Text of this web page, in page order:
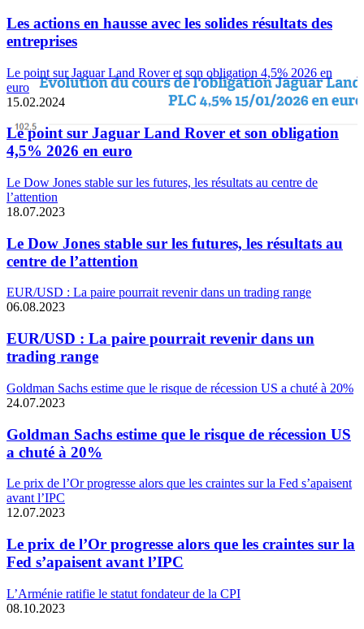
Les actions en hausse avec les solides résultats des
entreprises
Le point sur Jaguar Land Rover et son obligation 4,5% 2026 en
euro
15.02.2024
Le point sur Jaguar Land Rover et son obligation
4,5% 2026 en euro
Le Dow Jones stable sur les futures, les résultats au centre de
l’attention
18.07.2023
Le Dow Jones stable sur les futures, les résultats au
centre de l’attention
EUR/USD : La paire pourrait revenir dans un trading range
06.08.2023
EUR/USD : La paire pourrait revenir dans un
trading range
Goldman Sachs estime que le risque de récession US a chuté à 20%
24.07.2023
Goldman Sachs estime que le risque de récession US
a chuté à 20%
Le prix de l’Or progresse alors que les craintes sur la Fed s’apaisent
avant l’IPC
12.07.2023
Le prix de l’Or progresse alors que les craintes sur la
Fed s’apaisent avant l’IPC
L’Arménie ratifie le statut fondateur de la CPI
08.10.2023